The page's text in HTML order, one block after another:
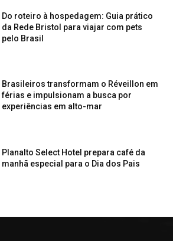
Do roteiro à hospedagem: Guia prático
da Rede Bristol para viajar com pets
pelo Brasil
Brasileiros transformam o Réveillon em
férias e impulsionam a busca por
experiências em alto-mar
Planalto Select Hotel prepara café da
manhã especial para o Dia dos Pais